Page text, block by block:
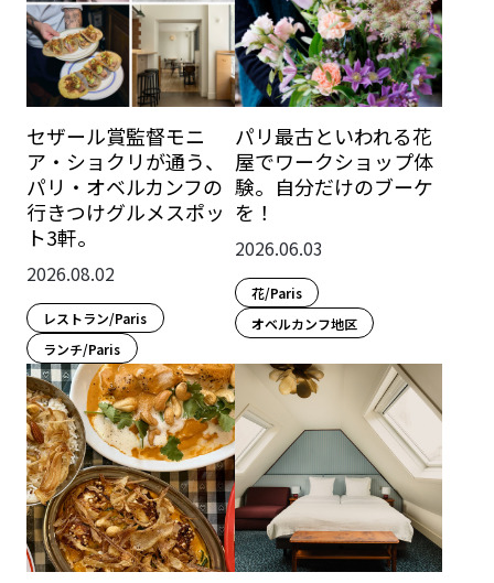
セザール賞監督モニ
ア・ショクリが通う、
パリ・オベルカンフの
行きつけグルメスポッ
ト3軒。
2026.08.02
レストラン/Paris
ランチ/Paris
パリ最古といわれる花
屋でワークショップ体
験。自分だけのブーケ
を！
2026.06.03
花/Paris
オベルカンフ地区